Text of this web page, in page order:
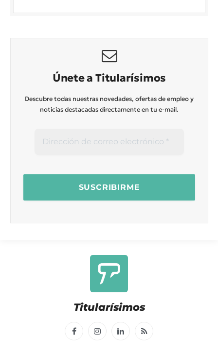
Únete a Titularísimos
Descubre todas nuestras novedades, ofertas de empleo y
noticias destacadas directamente en tu e-mail.
Titularísimos
FacebookInstagramLinkedInRSS